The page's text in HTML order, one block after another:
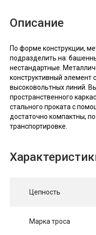
Описание
По форме конструкции,
подразделить на:
нестандартные.
конструктивный элемент
высоковольтных линий.
пространственного
стального проката с
достаточно компактны,
транспортировке.
Цепность
Марка троса